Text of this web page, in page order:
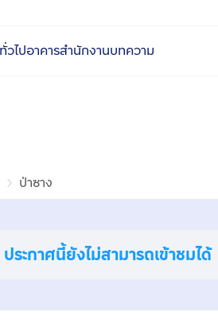
วไปอาคารสำนักงานบทความ
ป่าซาง
ระกาศนี้ยังไม่สามารถเข้าชมได้